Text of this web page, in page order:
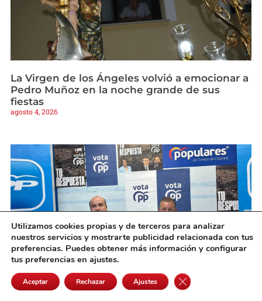
La Virgen de los Ángeles volvió a emocionar a
Pedro Muñoz en la noche grande de sus
fiestas
agosto 4, 2026
El PP de Campo de Criptana pone en duda el
Utilizamos cookies propias y de terceros para analizar
nuestros servicios y mostrarte publicidad relacionada con tus
preferencias. Puedes obtener más información y configurar
tus preferencias en ajustes.
Aceptar Rechazar Ajustes Cerrar el banner de